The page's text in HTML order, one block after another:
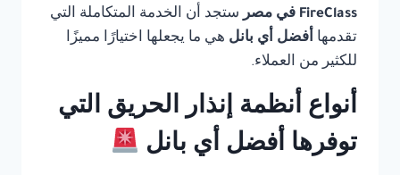
FireClass في مصر
ستجد أن الخدمة المتكاملة التي
تقدمها أفضل أي بانل هي ما يجعلها اختيارًا مميزًا
للكثير من العملاء.
أنواع أنظمة إنذار الحريق التي
توفرها أفضل أي بانل